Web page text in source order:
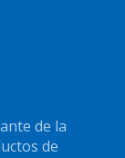
de la
de